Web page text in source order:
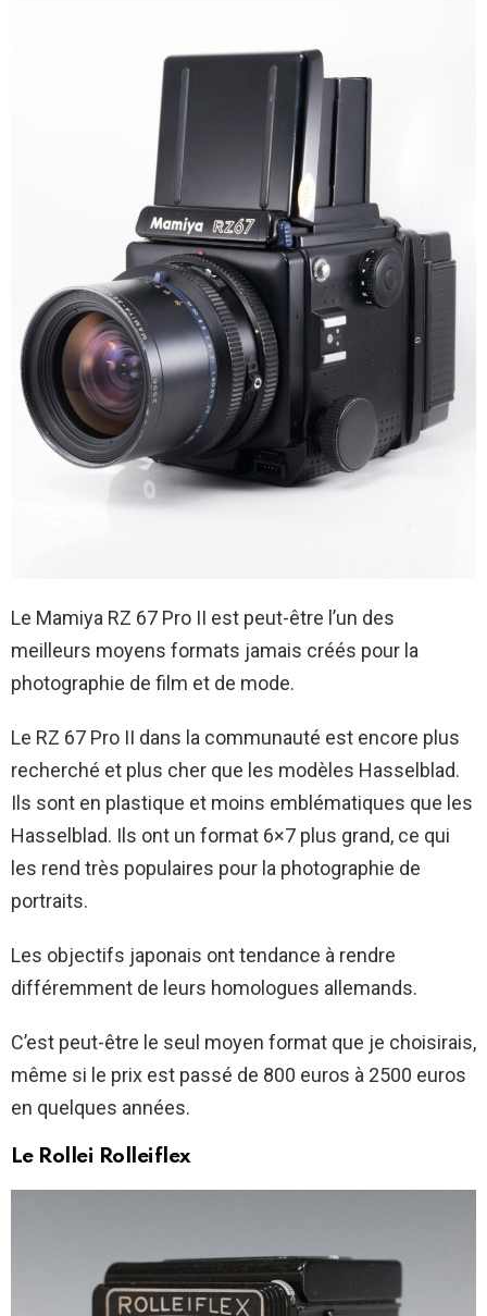
Le Mamiya RZ 67 Pro II est peut-être l’un des
meilleurs moyens formats jamais créés pour la
photographie de film et de mode.
Le RZ 67 Pro II dans la communauté est encore plus
recherché et plus cher que les modèles Hasselblad.
Ils sont en plastique et moins emblématiques que les
Hasselblad. Ils ont un format 6×7 plus grand, ce qui
les rend très populaires pour la photographie de
portraits.
Les objectifs japonais ont tendance à rendre
différemment de leurs homologues allemands.
C’est peut-être le seul moyen format que je choisirais,
même si le prix est passé de 800 euros à 2500 euros
en quelques années.
Le Rollei Rolleiflex